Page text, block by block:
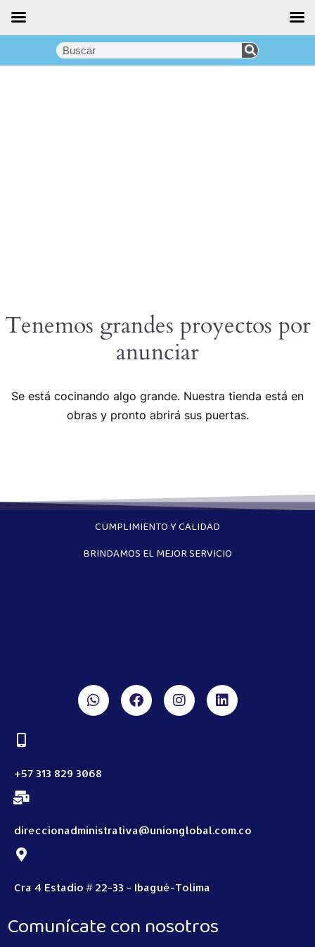
Tenemos grandes proyectos por
anunciar
Se está cocinando algo grande. Nuestra tienda está en
obras y pronto abrirá sus puertas.
CUMPLIMIENTO Y CALIDAD
BRINDAMOS EL MEJOR SERVICIO
+57 313 829 3068
direccionadministrativa@unionglobal.com.co
Cra 4 Estadio # 22-33 - Ibagué-Tolima
Comunícate con nosotros